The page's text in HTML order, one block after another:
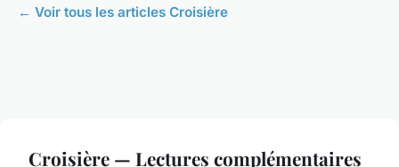
← Voir tous les articles Croisière
Croisière — Lectures complémentaires